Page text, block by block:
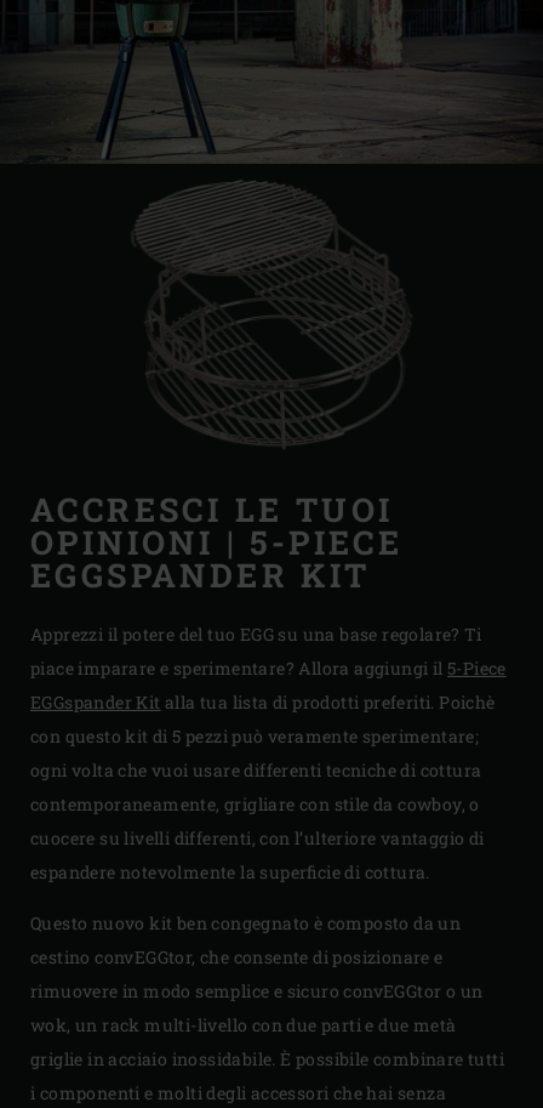
ACCRESCI LE TUOI
OPINIONI | 5-PIECE
EGGSPANDER KIT
Apprezzi il potere del tuo EGG su una base regolare? Ti
piace imparare e sperimentare? Allora aggiungi il 5-Piece
EGGspander Kit alla tua lista di prodotti preferiti. Poichè
con questo kit di 5 pezzi può veramente sperimentare;
ogni volta che vuoi usare differenti tecniche di cottura
contemporaneamente, grigliare con stile da cowboy, o
cuocere su livelli differenti, con l’ulteriore vantaggio di
espandere notevolmente la superficie di cottura.
Questo nuovo kit ben congegnato è composto da un
cestino convEGGtor, che consente di posizionare e
rimuovere in modo semplice e sicuro convEGGtor o un
wok, un rack multi-livello con due parti e due metà
griglie in acciaio inossidabile. È possibile combinare tutti
i componenti e molti degli accessori che hai senza